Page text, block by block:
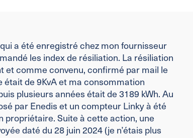
a été enregistré chez mon fournisseur
les index de résiliation. La résiliation
comme convenu, confirmé par mail le
de 9KvA et ma consommation
plusieurs années était de 3189 kWh. Au
par Enedis et un compteur Linky à été
propriétaire. Suite à cette action, une
daté du 28 juin 2024 (je n’étais plus